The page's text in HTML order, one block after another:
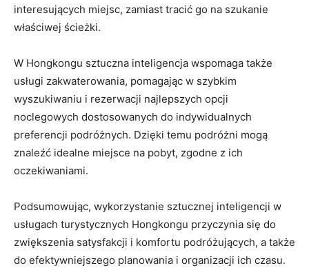
interesujących miejsc, zamiast⁣ tracić go na szukanie
właściwej ścieżki.
W Hongkongu sztuczna inteligencja wspomaga​ także
usługi zakwaterowania, pomagając w szybkim
wyszukiwaniu i rezerwacji najlepszych opcji
noclegowych dostosowanych do indywidualnych
preferencji podróżnych. Dzięki ⁢temu podróżni mogą
znaleźć idealne miejsce⁤ na pobyt,‍ zgodne‍ z ich
oczekiwaniami.
Podsumowując, wykorzystanie sztucznej inteligencji w⁢
usługach turystycznych Hongkongu przyczynia się ⁤do
zwiększenia satysfakcji i komfortu podróżujących, a także
do ⁤efektywniejszego planowania i organizacji ich czasu.